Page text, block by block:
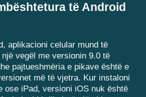
të Android
aplikacioni celular mund të
vegël me versionin 9.0 të
pajtueshmëria e pikave është e
më të vjetra. Kur instaloni
ose iPad, versioni iOS nuk është